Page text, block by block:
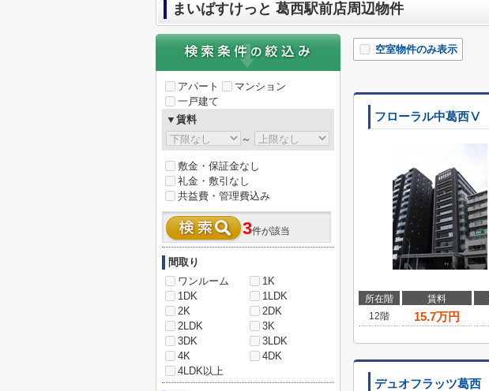
まいばすけっと 葛西駅前店周辺物件
空室物件のみ表示
フローラル中葛西Ⅴ
所在階 賃料
12階
15.7万円
デュオフラッツ葛西
アパート
マンション
一戸建て
▼賃料
～
敷金・保証金なし
礼金・敷引なし
共益費・管理費込み
3件が該当
間取り
ワンルーム
1K
1DK
1LDK
2K
2DK
2LDK
3K
3DK
3LDK
4K
4DK
4LDK以上